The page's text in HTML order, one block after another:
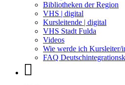
Bibliotheken der Region
VHS | digital
Kursleitende | digital
VHS Stadt Fulda
Videos
Wie werde ich Kursleiter/
FAQ